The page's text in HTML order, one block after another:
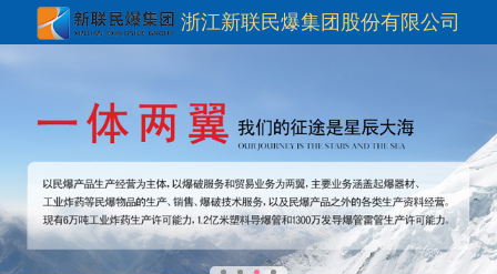
浙江新联民爆集团股份有限公司